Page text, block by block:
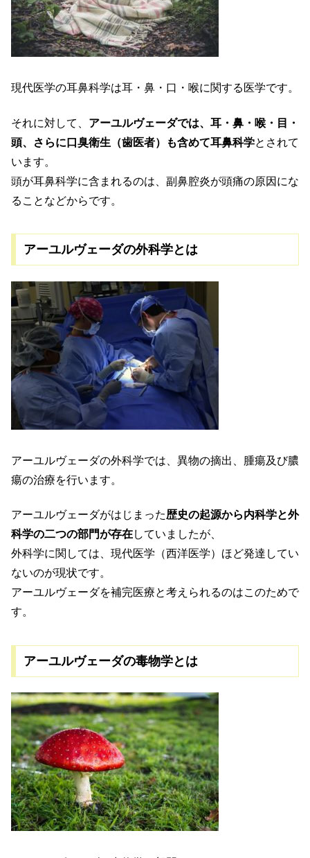
現代医学の耳鼻科学は耳・鼻・口・喉に関する医学です。
それに対して、 アーユルヴェーダでは、耳・鼻・喉・目・
頭、さらに口臭衛生（歯医者）も含めて耳鼻科学とされて
います。
頭が耳鼻科学に含まれるのは、副鼻腔炎が頭痛の原因にな
ることなどからです。
アーユルヴェーダの外科学とは
アーユルヴェーダの外科学では、異物の摘出、腫瘍及び膿
瘍の治療を行います。
アーユルヴェーダがはじまった歴史の起源から内科学と外
科学の二つの部門が存在していましたが、
外科学に関しては、現代医学（西洋医学）ほど発達してい
ないのが現状です。
アーユルヴェーダを補完医療と考えられるのはこのためで
す。
アーユルヴェーダの毒物学とは